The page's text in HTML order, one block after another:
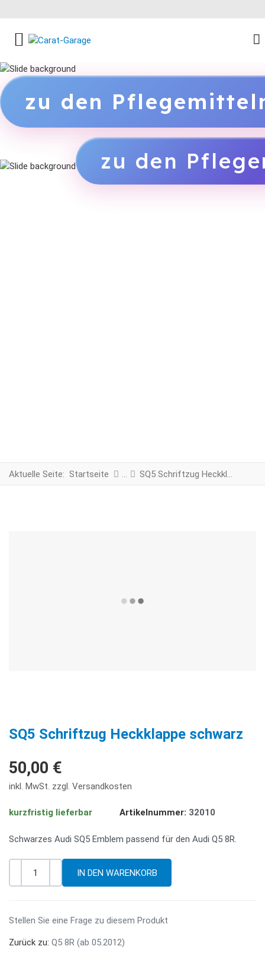
zu den
zu den
Aktuelle Seite: Startseite SQ5 Schriftzug Heckklappe schwarz
SQ5 Schriftzug Heckklappe schwarz
50,00 €
inkl. MwSt. zzgl. Versandkosten
kurzfristig lieferbar Artikelnummer: 32010
Schwarzes Audi SQ5 Emblem passend für den Audi Q5 8R.
Stellen Sie eine Frage zu diesem Produkt
Zurück zu: Q5 8R (ab 05.2012)